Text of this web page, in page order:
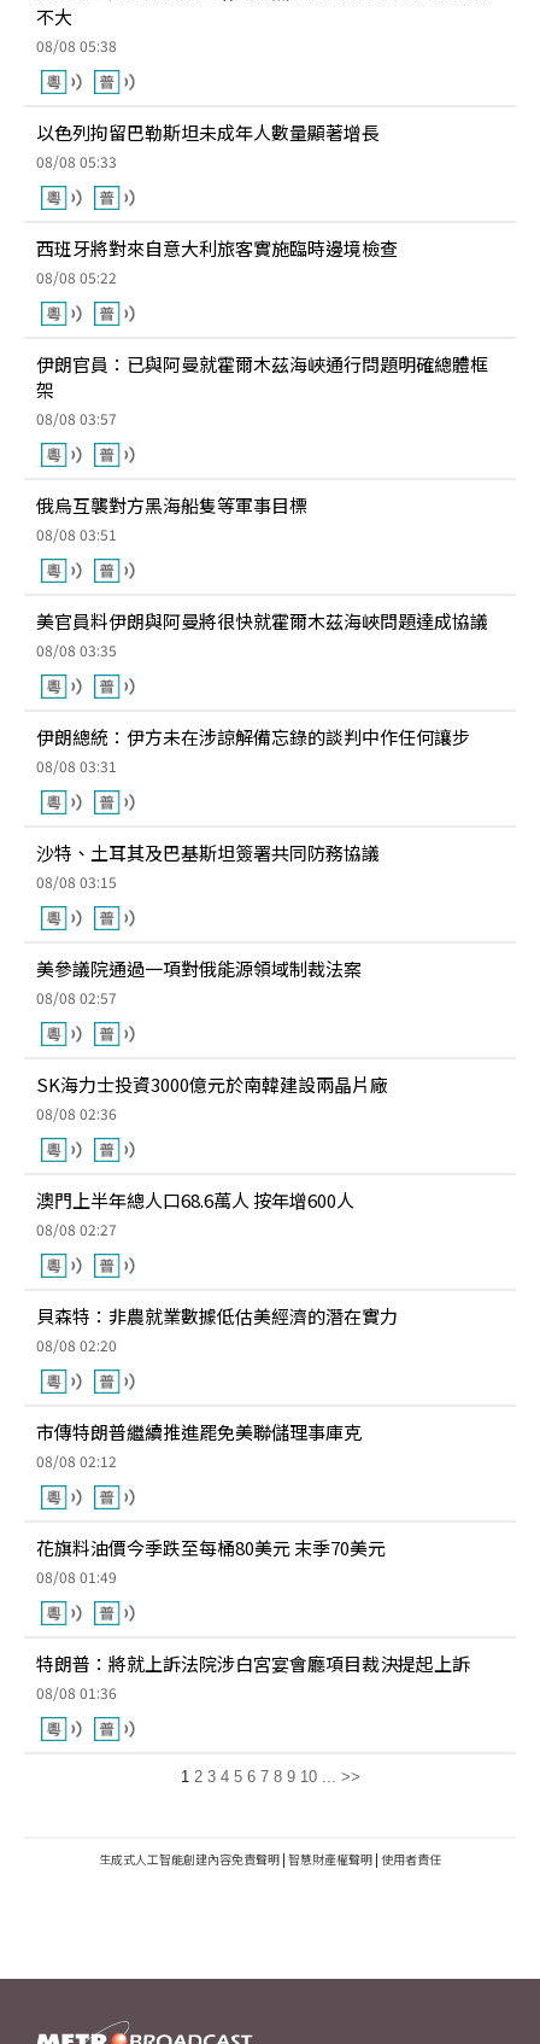
不大
08/08 05:38
以色列拘留巴勒斯坦未成年人數量顯著增長
08/08 05:33
西班牙將對來自意大利旅客實施臨時邊境檢查
08/08 05:22
伊朗官員：已與阿曼就霍爾木茲海峽通行問題明確總體框
架
08/08 03:57
俄烏互襲對方黑海船隻等軍事目標
08/08 03:51
美官員料伊朗與阿曼將很快就霍爾木茲海峽問題達成協議
08/08 03:35
伊朗總統：伊方未在涉諒解備忘錄的談判中作任何讓步
08/08 03:31
沙特、土耳其及巴基斯坦簽署共同防務協議
08/08 03:15
美參議院通過一項對俄能源領域制裁法案
08/08 02:57
SK海力士投資3000億元於南韓建設兩晶片廠
08/08 02:36
澳門上半年總人口68.6萬人 按年增600人
08/08 02:27
貝森特：非農就業數據低估美經濟的潛在實力
08/08 02:20
市傳特朗普繼續推進罷免美聯儲理事庫克
08/08 02:12
花旗料油價今季跌至每桶80美元 末季70美元
08/08 01:49
特朗普：將就上訴法院涉白宮宴會廳項目裁決提起上訴
08/08 01:36
1 2 3 4 5 6 7 8 9 10 ... >>
生成式人工智能創建內容免責聲明 | 智慧財產權聲明 | 使用者責任